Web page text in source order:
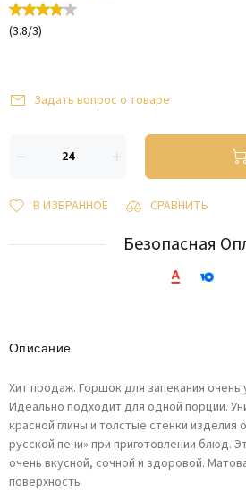
(3.8/3)
Задать вопрос о товаре
В ИЗБРАННОЕ СРАВНИТЬ
Безопасная
Описание
Хит продаж. Горшок для запекания
Идеально подходит для одной порции.
красной глины и толстые стенки
русской печи» при приготовлении блюд.
очень вкусной, сочной и здоровой.
поверхность